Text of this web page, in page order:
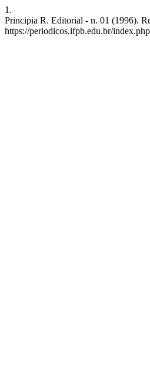
1.
Principia R. Editorial - n. 01 (1996).
https://periodicos.ifpb.edu.br/